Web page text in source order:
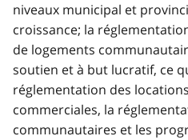
niveaux municipal et
croissance; la
de logements
soutien et à but lucratif, ce
réglementation des
commerciales, la
communautaires et les